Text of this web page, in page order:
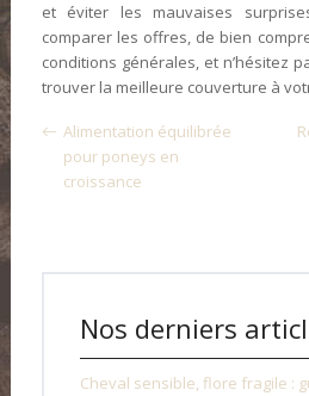
et éviter les mauvaises
comparer les offres, de bien
conditions générales, et n’hésitez
trouver la meilleure couverture à
Alimentation équilibrée
pour poneys en
croissance
Nos derniers
Cheval sensible, flore fragile :